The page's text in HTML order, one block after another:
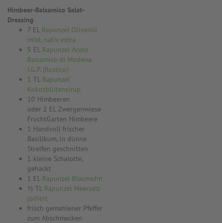
Himbeer-Balsamico Salat-
Dressing
7 EL Rapunzel Olivenöl
mild, nativ extra
5 EL Rapunzel Aceto
Balsamico di Modena
I.G.P. (Rustico)
1 TL Rapunzel
Kokosblütensirup
10 Himbeeren
oder 2 EL Zwergenwiese
FruchtGarten Himbeere
1 Handvoll frischer
Basilikum, in dünne
Streifen geschnitten
1 kleine Schalotte,
gehackt
1 EL Rapunzel Blaumohn
½ TL Rapunzel Meersalz
jodiert
frisch gemahlener Pfeffer
zum Abschmecken